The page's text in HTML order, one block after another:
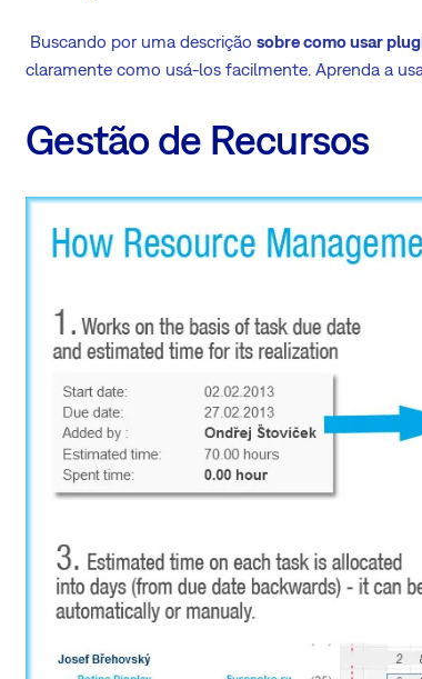
Buscando por uma descrição sobre como usar
claramente como usá-los facilmente. Aprenda a
Gestão de Recursos